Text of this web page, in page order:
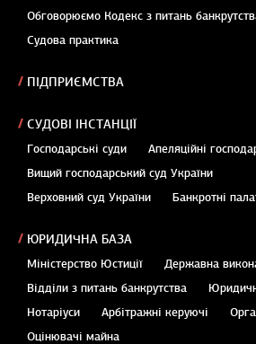
Обговорюємо Кодекс з питань
Судова практика
ПІДПРИЄМСТВА
СУДОВІ ІНСТАНЦІЇ
Господарські суди
Апеляційні
Вищий господарський суд України
Верховний суд України
Банкротні
ЮРИДИЧНА БАЗА
Міністерство Юстиції
Державна
Відділи з питань банкрутства
Нотаріуси
Арбітражні керуючі
Оцінювачі майна